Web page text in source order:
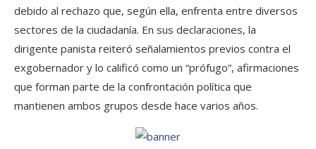
debido al rechazo que, según ella, enfrenta entre diversos
sectores de la ciudadanía. En sus declaraciones, la
dirigente panista reiteró señalamientos previos contra el
exgobernador y lo calificó como un “prófugo”, afirmaciones
que forman parte de la confrontación política que
mantienen ambos grupos desde hace varios años.